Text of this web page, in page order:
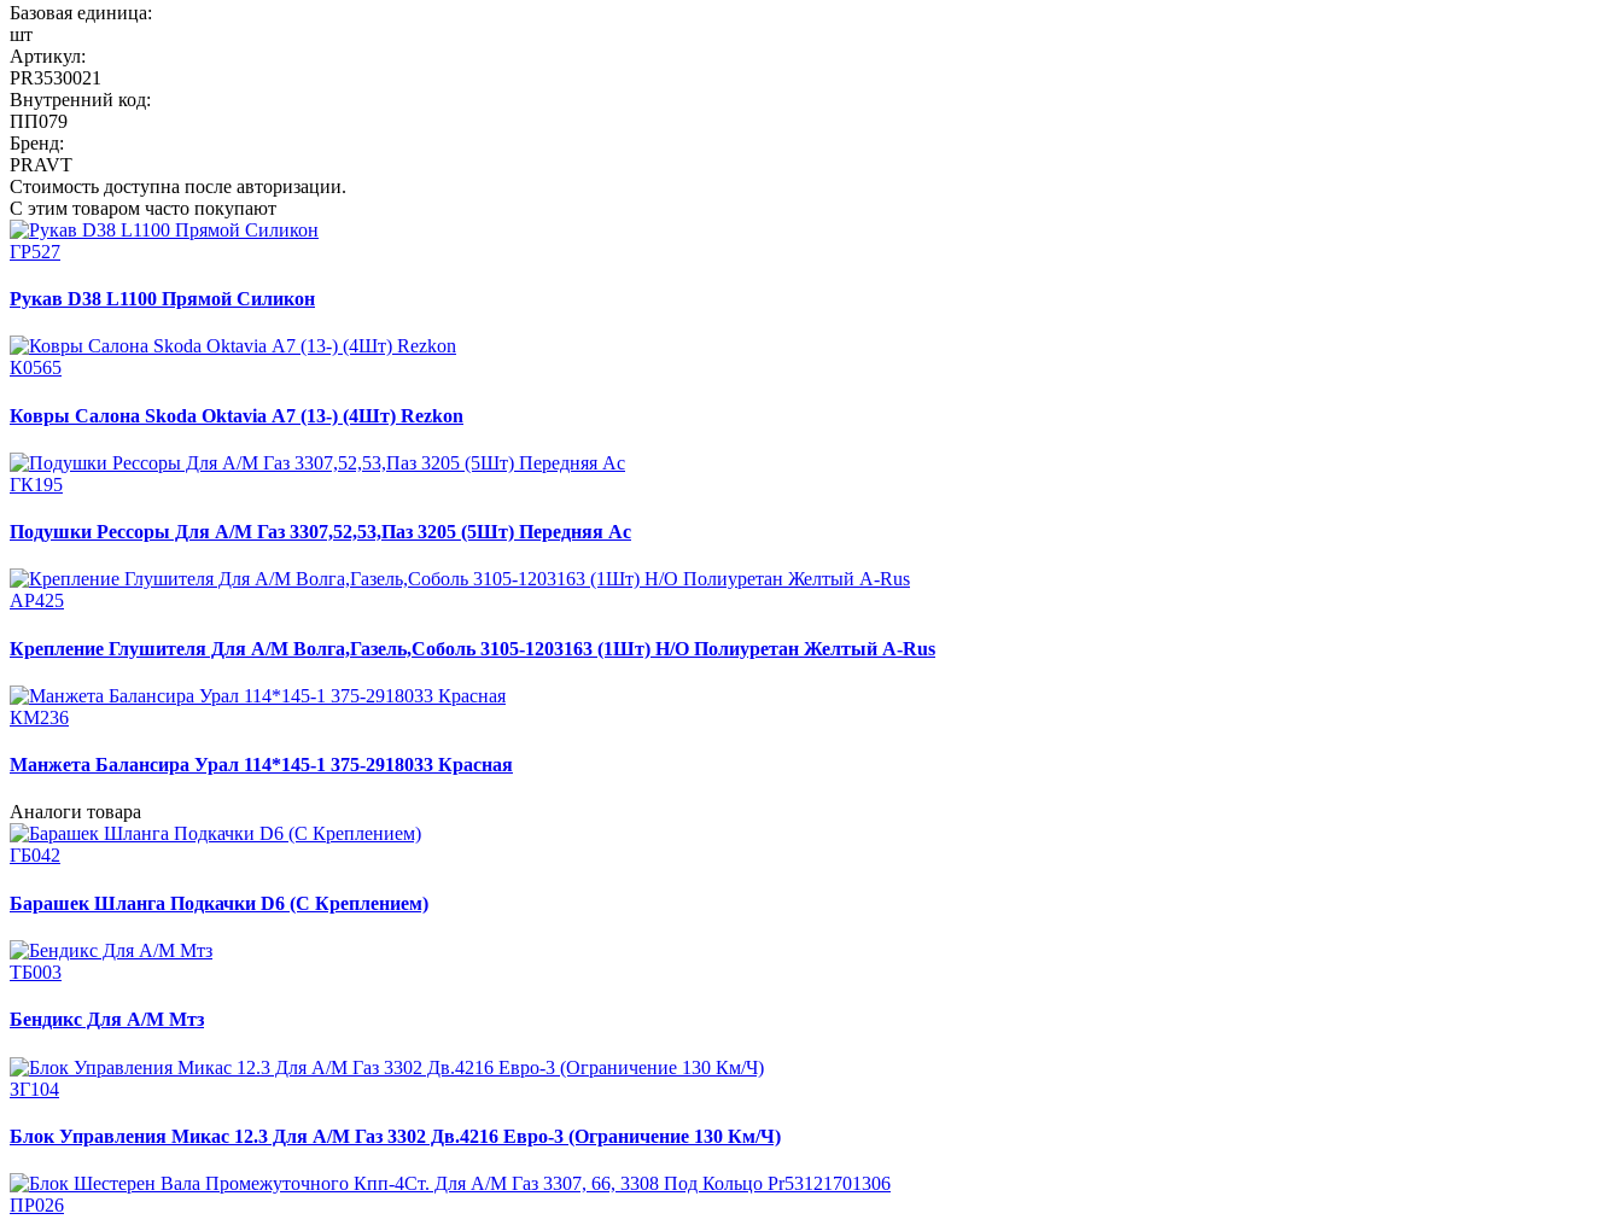
Базовая единица:
шт
Артикул:
PR3530021
Внутренний код:
ПП079
Бренд:
PRAVT
Стоимость доступна после авторизации.
С этим товаром часто покупают
ГР527
Рукав D38 L1100 Прямой Силикон
К0565
Ковры Салона Skoda Oktavia А7 (13-) (4Шт) Rezkon
ГК195
Подушки Рессоры Для А/М Газ 3307,52,53,Паз 3205 (5Шт) Передняя Ас
АР425
Крепление Глушителя Для А/М Волга,Газель,Соболь 3105-1203163 (1Шт) Н/О Полиуретан Желтый A-Rus
КМ236
Манжета Балансира Урал 114*145-1 375-2918033 Красная
Аналоги товара
ГБ042
Барашек Шланга Подкачки D6 (С Креплением)
ТБ003
Бендикс Для А/М Мтз
ЗГ104
Блок Управления Микас 12.3 Для А/М Газ 3302 Дв.4216 Евро-3 (Ограничение 130 Км/Ч)
ПР026